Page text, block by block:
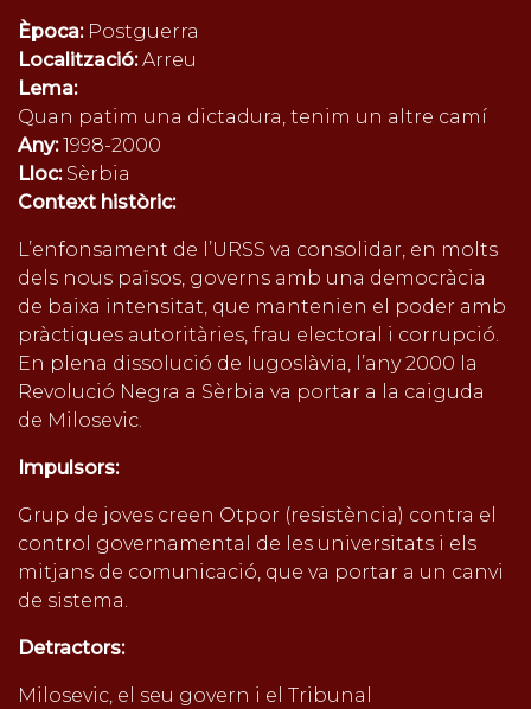
Època: Postguerra
Localització:Arreu
Lema:
Quan patim una dictadura, tenim un altre camí
Any:1998-2000
Lloc: Sèrbia
Context històric:
L’enfonsament de l’URSS va consolidar, en molts
dels nous països, governs amb una democràcia
de baixa intensitat, que mantenien el poder amb
pràctiques autoritàries, frau electoral i corrupció.
En plena dissolució de Iugoslàvia, l’any 2000 la
Revolució Negra a Sèrbia va portar a la caiguda
de Milosevic.
Impulsors:
Grup de joves creen Otpor (resistència) contra el
control governamental de les universitats i els
mitjans de comunicació, que va portar a un canvi
de sistema.
Detractors:
Milosevic, el seu govern i el Tribunal